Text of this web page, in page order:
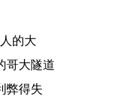
的大
哥大隧道
弊得失